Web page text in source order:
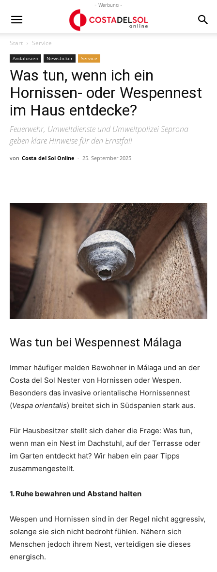
- Werbung -
Start Service
Andalusien Newsticker Service
Was tun, wenn ich ein
Hornissen- oder Wespennest
im Haus entdecke?
Feuerwehr, Umweltdienste und Umweltpolizei Seprona
geben klare Hinweise für den Ernstfall
von Costa del Sol Online - 25. September 2025
Was tun bei Wespennest Málaga
Immer häufiger melden Bewohner in Málaga und an der
Costa del Sol Nester von Hornissen oder Wespen.
Besonders das invasive orientalische Hornissennest
(Vespa orientalis) breitet sich in Südspanien stark aus.
Für Hausbesitzer stellt sich daher die Frage: Was tun,
wenn man ein Nest im Dachstuhl, auf der Terrasse oder
im Garten entdeckt hat? Wir haben ein paar Tipps
zusammengestellt.
1. Ruhe bewahren und Abstand halten
Wespen und Hornissen sind in der Regel nicht aggressiv,
solange sie sich nicht bedroht fühlen. Nähern sich
Menschen jedoch ihrem Nest, verteidigen sie dieses
energisch.